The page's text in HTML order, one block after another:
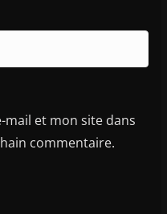
et mon site dans
commentaire.